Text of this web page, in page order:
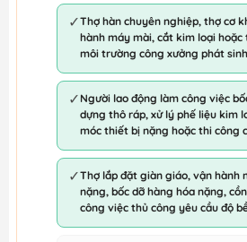
✓Thợ hàn chuyên nghiệp, thợ cơ
hành máy mài, cắt kim loại
môi trường công xưởng phát
✓ Người lao động làm công việc
dựng thô ráp, xử lý phế liệu kim
móc thiết bị nặng hoặc thi công
✓Thợ lắp đặt giàn giáo, vận hành
nặng, bốc dỡ hàng hóa nặng,
công việc thủ công yêu cầu độ